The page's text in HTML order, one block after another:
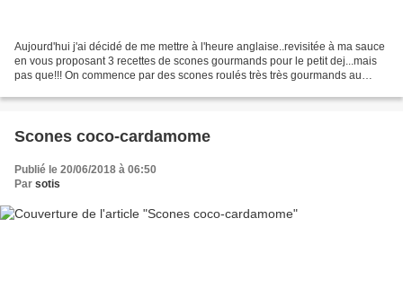
Aujourd'hui j'ai décidé de me mettre à l'heure anglaise..revisitée à ma sauce
en vous proposant 3 recettes de scones gourmands pour le petit dej...mais
pas que!!! On commence par des scones roulés très très gourmands au
Scones coco-cardamome
Publié le 20/06/2018 à 06:50
Par sotis